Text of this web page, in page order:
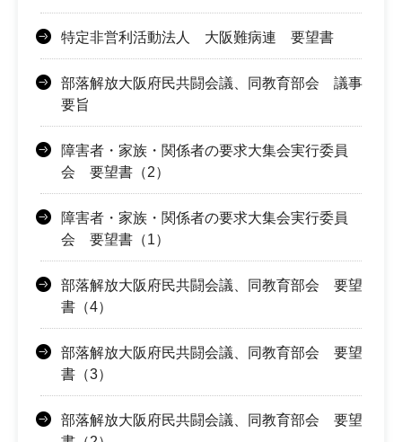
特定非営利活動法人 大阪難病連 要望書
部落解放大阪府民共闘会議、同教育部会 議事
要旨
障害者・家族・関係者の要求大集会実行委員
会 要望書（2）
障害者・家族・関係者の要求大集会実行委員
会 要望書（1）
部落解放大阪府民共闘会議、同教育部会 要望
書（4）
部落解放大阪府民共闘会議、同教育部会 要望
書（3）
部落解放大阪府民共闘会議、同教育部会 要望